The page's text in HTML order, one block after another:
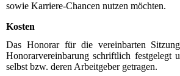
sowie Karriere-Chancen nutzen möchten.
Kosten
Das Honorar für die vereinbarten
Honorarvereinbarung schriftlich festgelegt
selbst bzw. deren Arbeitgeber getragen.